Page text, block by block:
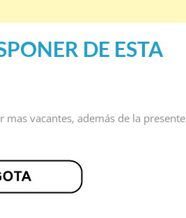
DE ESTA
mas vacantes, además de la presente